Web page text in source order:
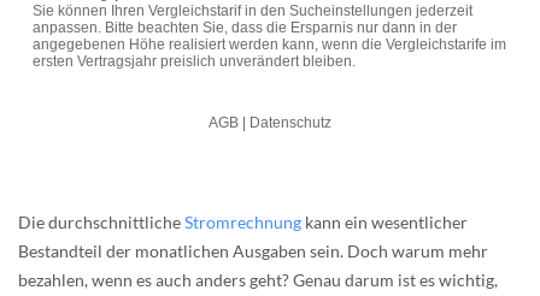
Die durchschnittlicheStromrechnung kann ein wesentlicher
Bestandteil der monatlichen Ausgaben sein. Doch warum mehr
bezahlen, wenn es auch anders geht? Genau darum ist es wichtig,